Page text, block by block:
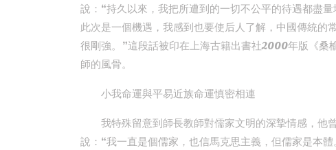
說：“持久以來，我把所遭到的一切不公平的待遇都盡
此次是一個機遇，我感到也要使后人了解，中國傳統的
很剛強。”這段話被印在上海古籍出書社2000年版《桑
師的風骨。
小我命運與平易近族命運慎密相連
我特殊留意到師長教師對儒家文明的深摯情感，他
說：“我一直是個儒家，也信馬克思主義，但儒家是本